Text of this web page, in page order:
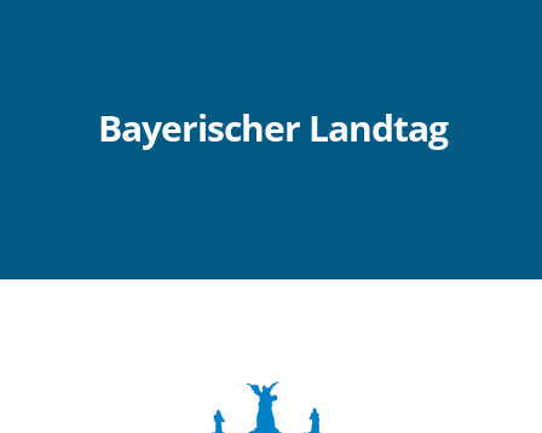
Bayerischer Landtag